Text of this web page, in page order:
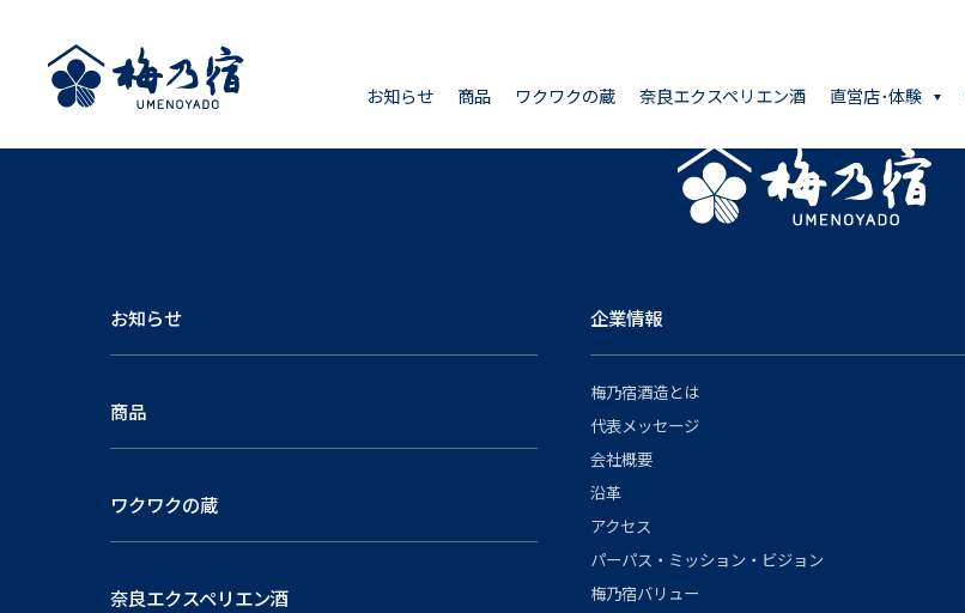
お知らせ 商品 ワクワクの蔵 奈良エクスペリエン酒 直営店･体験
お知らせ
商品
ワクワクの蔵
奈良エクスペリエン酒
企業情報
梅乃宿酒造とは
代表メッセージ
会社概要
沿革
アクセス
パーパス・ミッション・ビジョン
梅乃宿バリュー